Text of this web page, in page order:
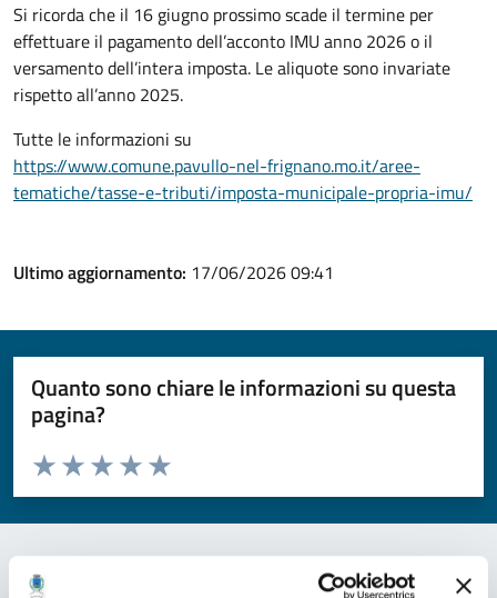
Si ricorda che il 16 giugno prossimo scade il termine per
effettuare il pagamento dell’acconto IMU anno 2026 o il
versamento dell’intera imposta. Le aliquote sono invariate
rispetto all’anno 2025.
Tutte le informazioni su
https://www.comune.pavullo-nel-frignano.mo.it/aree-
tematiche/tasse-e-tributi/imposta-municipale-propria-imu/
Ultimo aggiornamento: 17/06/2026 09:41
Quanto sono chiare le informazioni su questa
pagina?
Valuta da 1 a 5 stelle la pagina
Valuta 5 stelle su 5
Valuta 4 stelle su 5
Valuta 3 stelle su 5
Valuta 2 stelle su 5
Valuta 1 stelle su 5